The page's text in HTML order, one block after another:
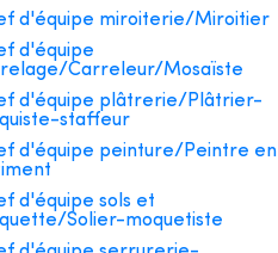
d'équipe miroiterie/Miroitier
d'équipe
Carreleur/Mosaïste
d'équipe plâtrerie/Plâtrier-
staffeur
d'équipe peinture/Peintre en
d'équipe sols et
Solier-moquetiste